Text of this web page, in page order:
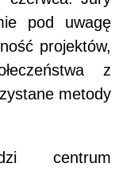
pod uwagę
projektów,
z
metody
centrum